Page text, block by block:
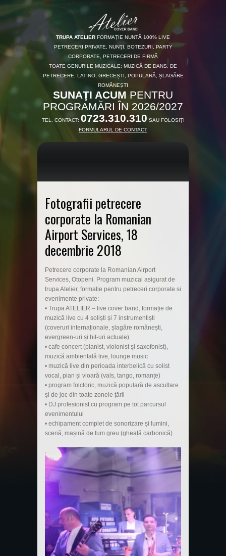
TRUPA ATELIER FORMAȚIE NUNTĂ 100% LIVE
PETRECERI PRIVATE, NUNŢI, BOTEZURI, PARTY
CORPORATE, PETRECERI DE FIRMĂ
TOATE GENURILE MUZICALE: MUZICĂ DE DANS, DE
PETRECERE, LATINO, GRECEȘTI, POPULARĂ, ȘLAGĂRE
ROMÂNEȘTI
SUNAŢI ACUM PENTRU
PROGRAMĂRI ÎN 2026/2027
TEL. CONTACT: 0723.310.310 SAU FOLOSIŢI
FORMULARUL DE CONTACT
Fotografii petrecere
corporate la Romanian
Airport Services, 18
decembrie 2018
Petrecere corporate la Romanian Airport
Services, Otopeni. Program muzical asigurat de
trupa Atelier, formatie pentru petreceri corporate si
evenimente private:
• Trupa ATELIER – live cover band, formație de
muzică live cu 4 soliști și 7 instrumentiști
(coveruri internaționale, șlagăre românești,
evergreen-uri și hit-uri actuale)
• cafe concert (pianist, violonist și saxofonist),
muzică ambientală live, lounge music
• muzică live din perioada interbelică cu solist
vocal, pian și vioară (vals, tango, romanțe)
• program folcloric, muzică populară de ascultare
și de joc din toate zonele țării
• DJ profesionist cu program pe tot parcursul
evenimentului
• echipament complet de sonorizare și lumini,
scenă, mașină de fum greu (gheață carbonică)